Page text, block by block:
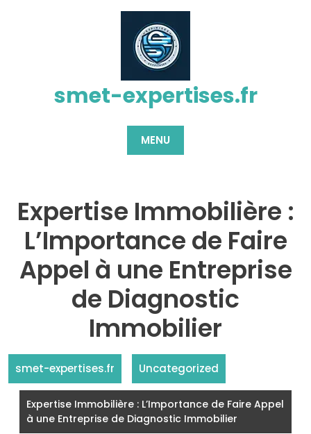
smet-expertises.fr
MENU
Expertise Immobilière :
L’Importance de Faire
Appel à une Entreprise
de Diagnostic
Immobilier
smet-expertises.fr Uncategorized
Expertise Immobilière : L’Importance de Faire Appel
à une Entreprise de Diagnostic Immobilier